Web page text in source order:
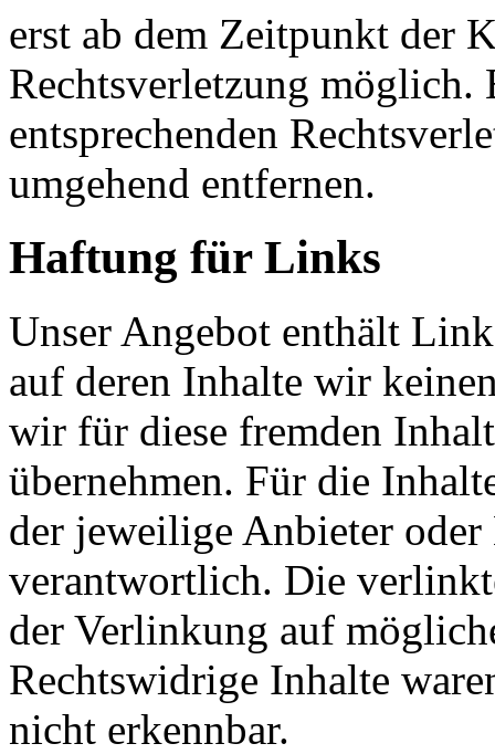
erst ab dem Zeitpunkt der
Rechtsverletzung möglich.
entsprechenden
umgehend entfernen.
Haftung für Links
Unser Angebot enthält
auf deren Inhalte wir
wir für diese fremden
übernehmen. Für die
der jeweilige Anbieter oder
verantwortlich. Die
der Verlinkung auf
Rechtswidrige Inhalte
nicht erkennbar.